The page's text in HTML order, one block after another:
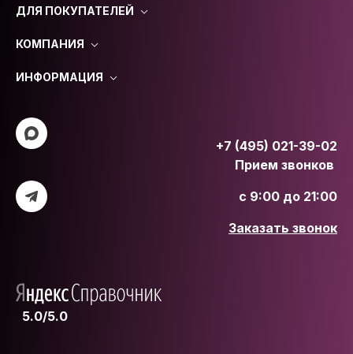
ДЛЯ ПОКУПАТЕЛЕЙ
КОМПАНИЯ
ИНФОРМАЦИЯ
+7 (495) 021-39-02
Прием звонков
с 9:00 до 21:00
Заказать звонок
5.0/5.0